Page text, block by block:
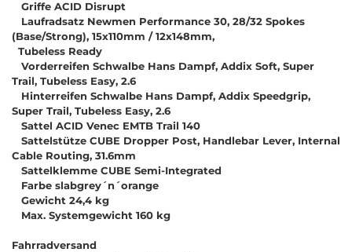
Griffe ACID Disrupt
Laufradsatz Newmen Performance 30, 28/32 Spokes
(Base/Strong), 15x110mm / 12x148mm,
Tubeless Ready
Vorderreifen Schwalbe Hans Dampf, Addix Soft, Super
Trail, Tubeless Easy, 2.6
Hinterreifen Schwalbe Hans Dampf, Addix Speedgrip,
Super Trail, Tubeless Easy, 2.6
Sattel ACID Venec EMTB Trail 140
Sattelstütze CUBE Dropper Post, Handlebar Lever, Internal
Cable Routing, 31.6mm
Sattelklemme CUBE Semi-Integrated
Farbe slabgrey´n´orange
Gewicht 24,4 kg
Max. Systemgewicht 160 kg
Fahrradversand